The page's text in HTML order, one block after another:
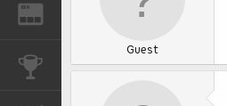
REN
КОНКУРСЫ
Guest